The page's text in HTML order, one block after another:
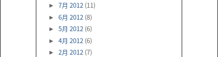
► 7月 2012 (11)
► 6月 2012 (8)
► 5月 2012 (6)
► 4月 2012 (6)
► 2月 2012 (7)